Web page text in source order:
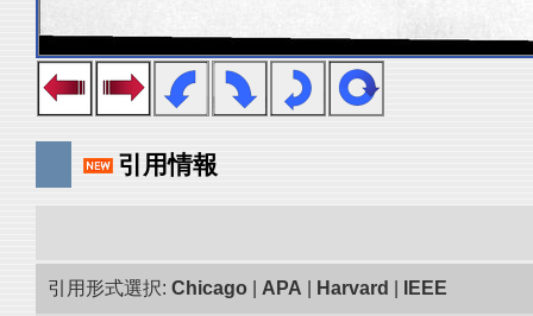
引用情報
引用形式選択: Chicago APA Harvard IEEE